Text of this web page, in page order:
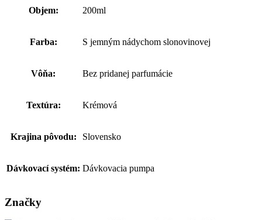
Objem: 200ml
Farba: S jemným nádychom slonovinovej
Vôňa: Bez pridanej parfumácie
Textúra: Krémová
Krajina pôvodu: Slovensko
Dávkovací systém: Dávkovacia pumpa
Značky